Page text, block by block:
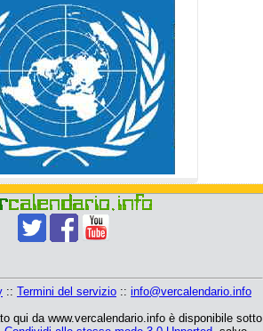
:: Termini del servizio :: info@vercalendario.info
qui da www.vercalendario.info è disponibile sotto